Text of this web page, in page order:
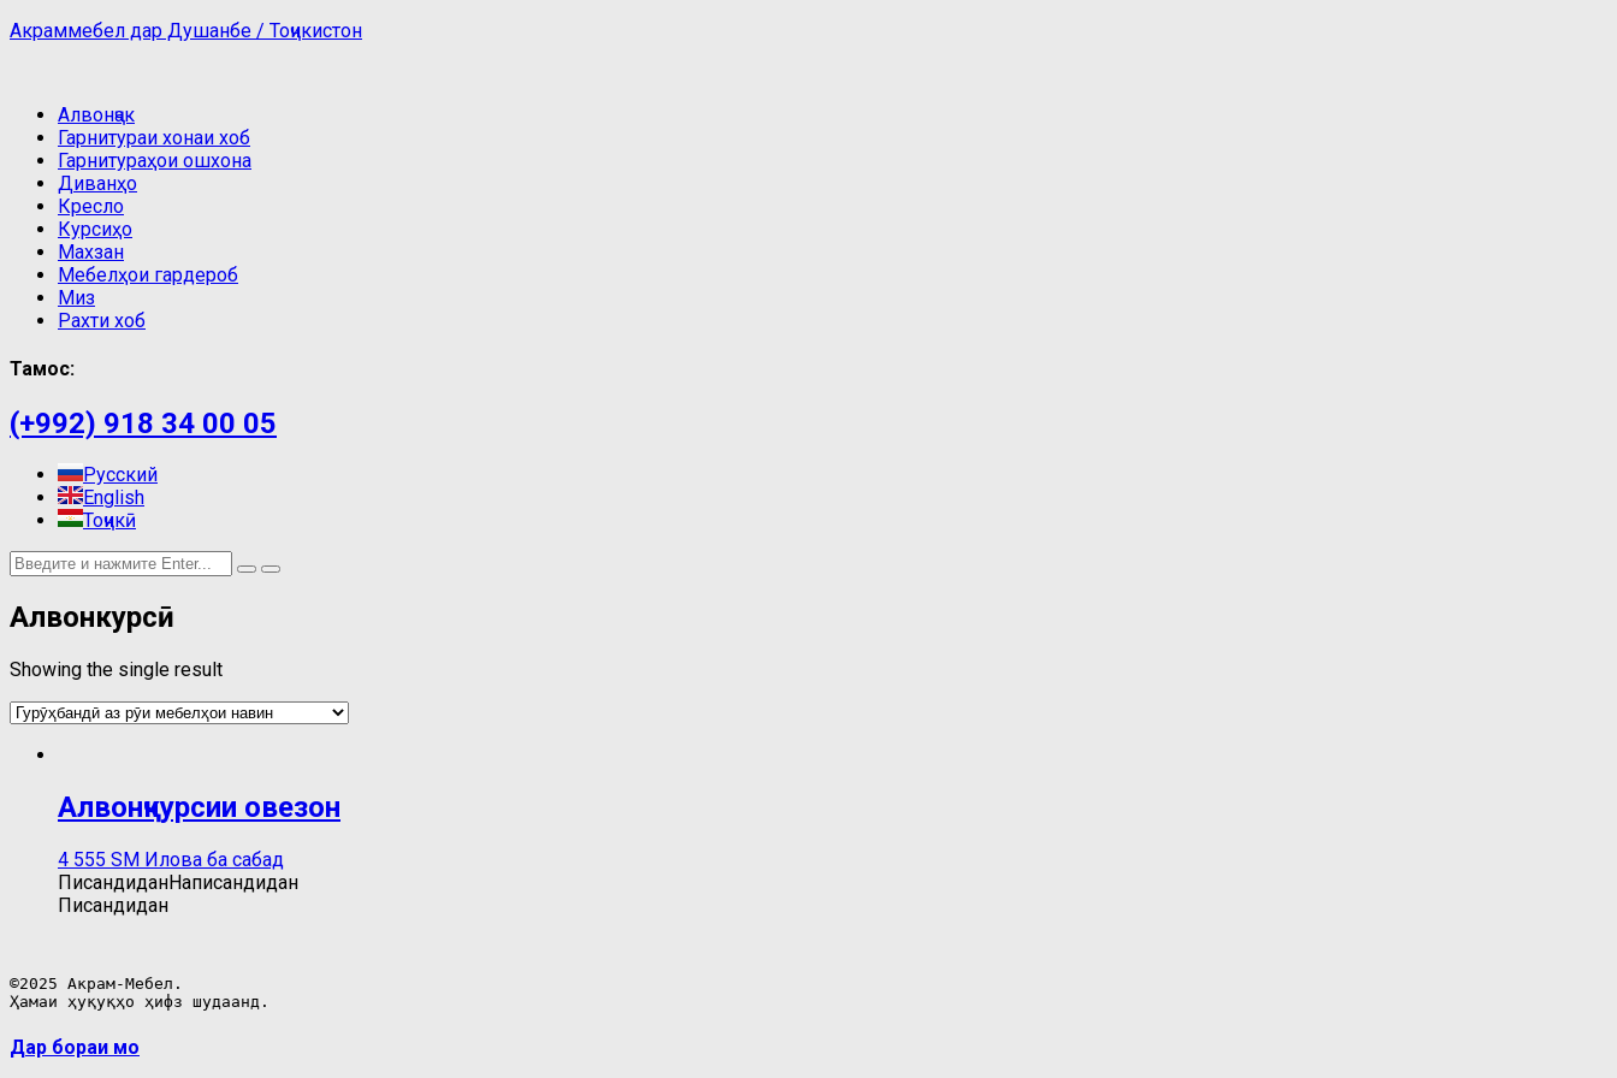
Акраммебел дар Душанбе / Тоҷикистон
Алвонҷак
Гарнитураи хонаи хоб
Гарнитураҳои ошхона
Диванҳо
Кресло
Курсиҳо
Махзан
Мебелҳои гардероб
Миз
Рахти хоб
Тамос:
(+992) 918 34 00 05
Русский
English
Тоҷикӣ
Алвонҷкурсӣ
Showing the single result
Алвонҷкурсии овезон
4 555 ЅМ Илова ба сабад
ПисандиданНаписандидан
Писандидан
©2025 Акрам-Мебел.
Ҳамаи ҳуқуқҳо ҳифз шудаанд.
Дар бораи мо